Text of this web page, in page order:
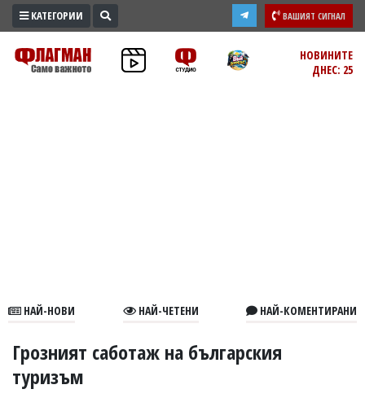
ПРОМО
ЗОНА
В
УКРАЙНА
СПОРТ
КАТЕГОРИИ ВАШИЯТ СИГНАЛ
НОВИНИТЕ
ДНЕС: 25
НАЙ-НОВИ НАЙ-ЧЕТЕНИ НАЙ-КОМЕНТИРАНИ
Грозният саботаж на българския
туризъм